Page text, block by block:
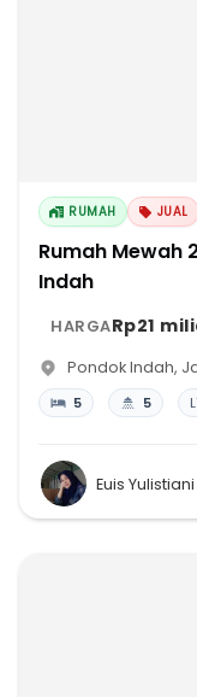
RUMAH JUAL
Rumah Mewah
Indah
HARGARp21
Pondok Indah,
5 5
Euis Yulistiani